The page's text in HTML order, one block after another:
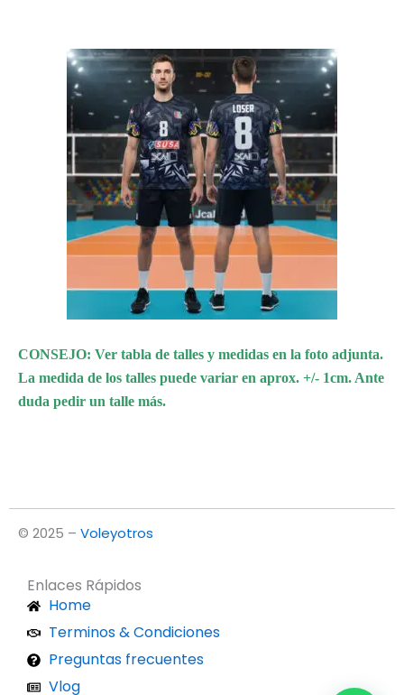
CONSEJO: Ver tabla de talles y medidas en la foto adjunta.
La medida de los talles puede variar en aprox. +/- 1cm. Ante
duda pedir un talle más.
© 2025 – Voleyotros
Enlaces Rápidos
Home
Terminos & Condiciones
Preguntas frecuentes
Vlog